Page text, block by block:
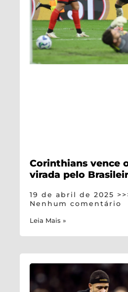
Corinthians vence
virada pelo
19 de abril de 2025
Nenhum comentário
Leia Mais »